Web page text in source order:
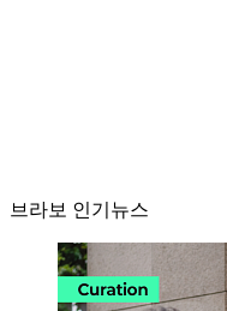
브라보 인기뉴스